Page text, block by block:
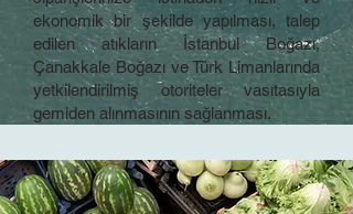
ekonomik bir şekilde yapılması, talep
edilen atıkların İstanbul Boğazı,
Çanakkale Boğazı ve Türk Limanlarında
yetkilendirilmiş otoriteler vasıtasıyla
gemiden alınmasının sağlanması.